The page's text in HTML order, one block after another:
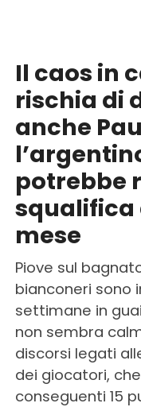
Il caos in
rischia di
anche
potrebbe
squalifica
mese
Piove sul
bianconeri sono
settimane in
non sembra
discorsi legati
dei giocatori,
conseguenti 15